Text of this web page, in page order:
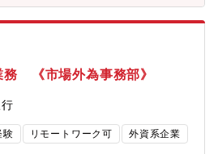
り、社員同士がコミュニケーションを
に取り組んでいただけます。★安定
の支払い 能力の充実の状況が適当で
用実績）と中途で入社をしても馴染み
級の損害保険会社であり、アメリカを
ている企業です。★高い成長性：チャ
の上場損害保険会社として過去17年
す。★穏やかでフラットな社風：雰囲
トとも近く、アットホームさもあり、
ョンをとり業務を進めています。また
プンな環境で裁量権をもって業務に取
定性：ソルベンシーマージン比率
を持っております。※「保険金等の
適当である」とされる基準 200%★中
務 《市場外為事務部》
験 リモートワーク可 外資系企業